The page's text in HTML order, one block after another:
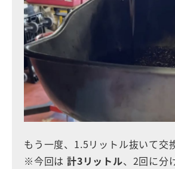
もう一度、1.5リットル抜いて交
※今回は 計3リットル、2回に分